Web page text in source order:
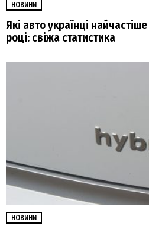
НОВИНИ
Які авто українці
році: свіжа статистика
НОВИНИ